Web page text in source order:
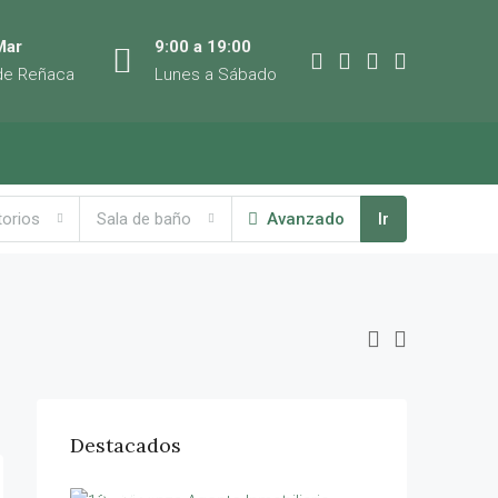
Reñaca
9:00 a 19:00
Lunes a Sábado
Sala de baño Avanzado Ir
Destacados